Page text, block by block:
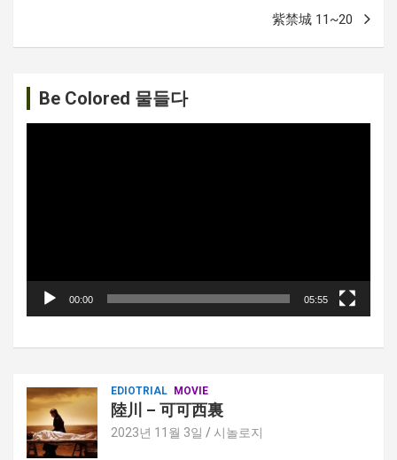
션
紫禁城 11~20
Be Colored 물들다
00:00 05:55
EDIOTRIAL MOVIE
陸川 – 可可西裏
2023년 11월 3일 시놀로지